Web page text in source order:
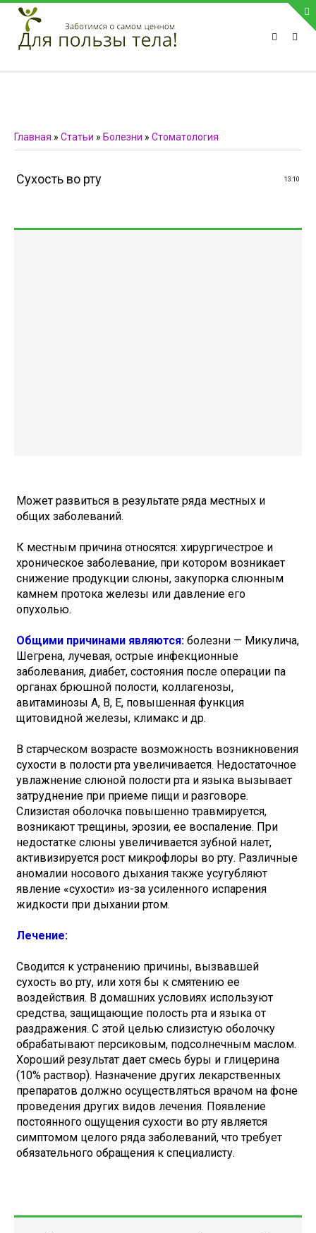
ПРИВЕТСТВУЕМ НА НАШЕМ САЙТЕ
Блок скоро обновится
Телефон:
Главная » Статьи » Болезни » Стоматология
13:10
Сухость во рту
Может развиться в результате ряда местных и
общих заболеваний.
К местным причина относятся: хирургичестрое и
хроническое заболевание, при котором возникает
снижение продукции слюны, закупорка слюнным
камнем протока железы или давление его
опухолью.
Общими причинами являются: болезни — Микулича,
Шегрена, лучевая, острые инфекционные
заболевания, диабет, состояния после операции па
органах брюшной полости, коллагенозы,
авитаминозы А, В, Е, повышенная функция
щитовидной железы, климакс и др.
В старческом возрасте возможность возникновения
сухости в полости рта увеличивается. Недостаточное
увлажнение слюной полости рта и языка вызывает
затруднение при приеме пищи и разговоре.
Слизистая оболочка повышенно травмируется,
возникают трещины, эрозии, ее воспаление. При
недостатке слюны увеличивается зубной налет,
активизируется рост микрофлоры во рту. Различные
аномалии носового дыхания также усугубляют
явление «сухости» из-за усиленного испарения
жидкости при дыхании ртом.
Лечение:
Сводится к устранению причины, вызвавшей
сухость во рту, или хотя бы к смятению ее
воздействия. В домашних условиях используют
средства, защищающие полость рта и языка от
раздражения. С этой целью слизистую оболочку
обрабатывают персиковым, подсолнечным маслом.
Хороший результат дает смесь буры и глицерина
(10% раствор). Назначение других лекарственных
препаратов должно осуществляться врачом на фоне
проведения других видов лечения. Появление
постоянного ощущения сухости во рту является
симптомом целого ряда заболеваний, что требует
обязательного обращения к специалисту.